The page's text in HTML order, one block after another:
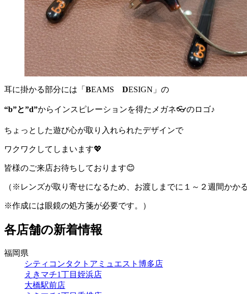
耳に掛かる部分には「 BEAMS DESIGN」の
“b”と”d”からインスピレーションを得たメガネ👓のロゴ♪
ちょっとした遊び心が取り入れられたデザインで
ワクワクしてしまいます💖
皆様のご来店お待ちしております😊
（※レンズが取り寄せになるため、お渡しまでに１～２週間かか
※作成には眼鏡の処方箋が必要です。）
各店舗の新着情報
福岡県
シティコンタクトアミュエスト博多店
えきマチ1丁目姪浜店
大橋駅前店